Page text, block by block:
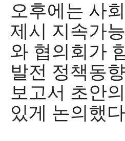
오후에는 사
제시 지속가
와 협의회가
발전 정책동
보고서 초안
있게 논의했다